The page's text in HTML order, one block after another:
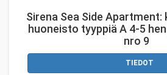
Sirena Sea Side Apartment:
huoneisto tyyppiä A 4-5
nro 9
TIEDOT